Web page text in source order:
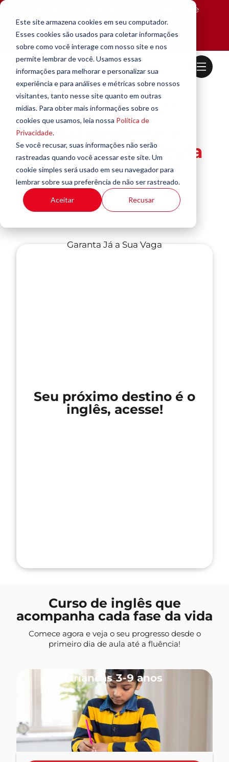
Este site armazena cookies em seu computador.
Esses cookies são usados para coletar informações
sobre como você interage com nosso site e nos
permite lembrar de você. Usamos essas
informações para melhorar e personalizar sua
experiência e para análises e métricas sobre nossos
visitantes, tanto nesse site quanto em outras
mídias. Para obter mais informações sobre os
cookies que usamos, leia nossa Política de
Privacidade.
Se você recusar, suas informações não serão
rastreadas quando você acessar este site. Um
cookie simples será usado em seu navegador para
lembrar sobre sua preferência de não ser rastreado.
Aceitar Recusar
Estude online, no seu tempo e de onde
estiver.
Saiba mais!
A escola de inglês que você
sempre sonhou!
Matricule-se e
ganhe a 1° parcela
OFF + Mochila
Inglês para abrir portas. Online ao vivo ou
presencial.
Garanta Já a Sua Vaga
Seu próximo destino é o
inglês, acesse!
Curso de inglês que
acompanha cada fase da vida
Comece agora e veja o seu progresso desde o
primeiro dia de aula até a fluência!
Crianças 3-9 anos